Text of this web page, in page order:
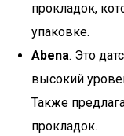
прокладок,
упаковке.
Abena. Это
высокий
Также
прокладок.